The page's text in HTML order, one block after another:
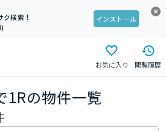
検索！
インストール
お気に入り 閲覧履歴
1Rの物件一覧